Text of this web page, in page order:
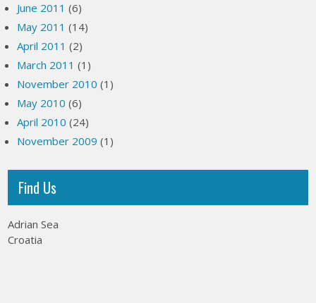
June 2011 (6)
May 2011 (14)
April 2011 (2)
March 2011 (1)
November 2010 (1)
May 2010 (6)
April 2010 (24)
November 2009 (1)
Find Us
Adrian Sea
Croatia